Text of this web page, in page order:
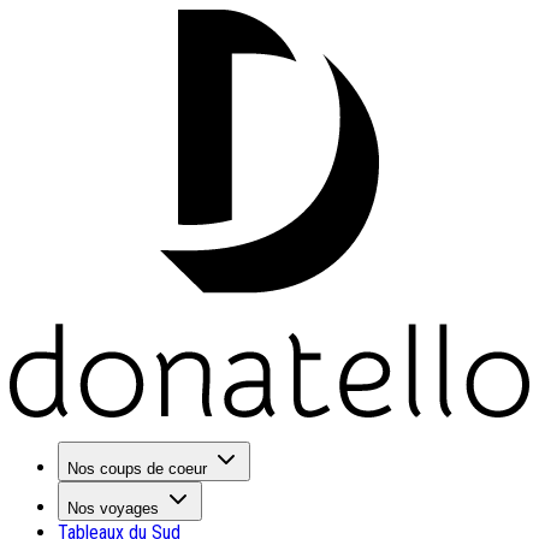
Nos coups de coeur
Nos voyages
Tableaux du Sud